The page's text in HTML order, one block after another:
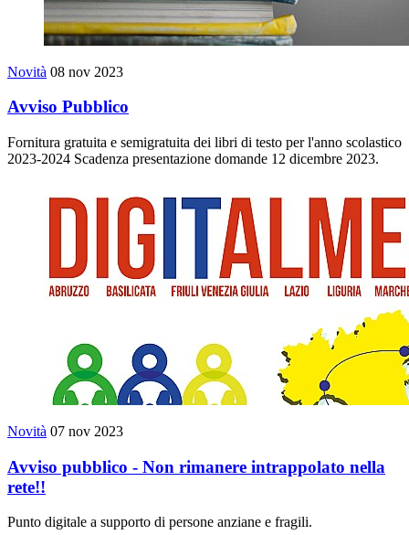
Novità 08 nov 2023
Avviso Pubblico
Fornitura gratuita e semigratuita dei libri di testo per l'anno scolastico
2023-2024 Scadenza presentazione domande 12 dicembre 2023.
Novità 07 nov 2023
Avviso pubblico - Non rimanere intrappolato nella
rete!!
Punto digitale a supporto di persone anziane e fragili.